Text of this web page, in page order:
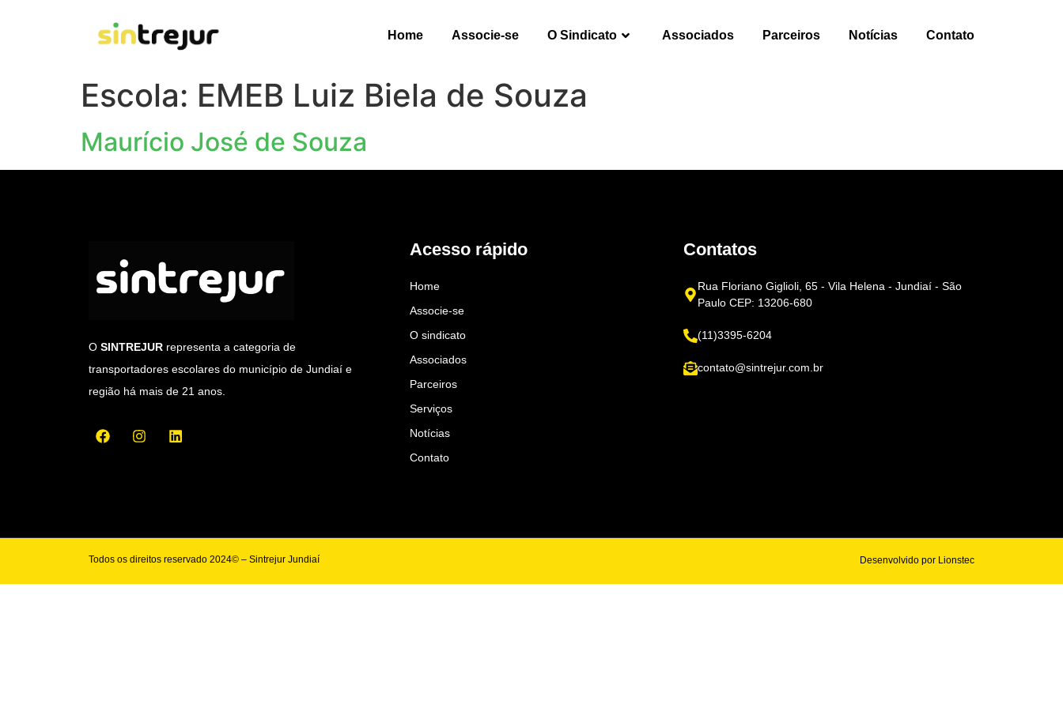
Home Associe-se O Sindicato Associados Parceiros Notícias Contato
Escola: EMEB Luiz Biela de Souza
Maurício José de Souza
O SINTREJUR representa a categoria de
transportadores escolares do município de Jundiaí e
região há mais de 21 anos.
Acesso rápido
Home
Associe-se
O sindicato
Associados
Parceiros
Serviços
Notícias
Contato
Contatos
Rua Floriano Giglioli, 65 - Vila Helena - Jundiaí - São
Paulo CEP: 13206-680
(11)3395-6204
contato@sintrejur.com.br
Todos os direitos reservado 2024© – Sintrejur Jundiaí Desenvolvido por Lionstec